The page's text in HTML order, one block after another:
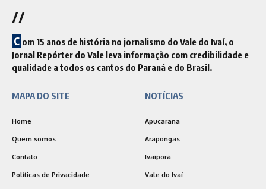
//
C om 15 anos de história no jornalismo do Vale do Ivaí, o
Jornal Repórter do Vale leva informação com credibilidade e
qualidade a todos os cantos do Paraná e do Brasil.
MAPA DO SITE
Home
Quem somos
Contato
Políticas de Privacidade
NOTÍCIAS
Apucarana
Arapongas
Ivaiporã
Vale do Ivaí